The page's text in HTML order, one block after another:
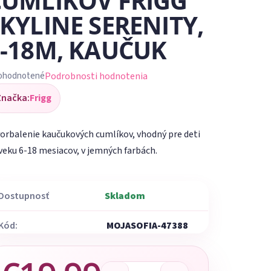
SERENITY,
18M, KAUČUK
Podrobnosti hodnotenia
Frigg
kaučukových cumlíkov, vhodný pre deti
6-18 mesiacov, v jemných farbách.
Skladom
MOJASOFIA-47388